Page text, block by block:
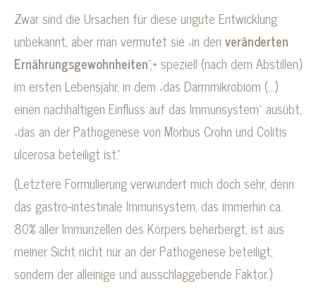
Zwar sind die Ursachen für diese ungute Entwicklung
unbekannt, aber man vermutet sie „in den veränderten
Ernährungsgewohn­heiten“,* speziell (nach dem Abstillen)
im ersten Lebensjahr, in dem „das Darmmikrobiom (…)
einen nachhaltigen Einfluss auf das Immunsystem“ ausübt,
„das an der Pathogenese von Morbus Crohn und Colitis
ulcerosa beteiligt ist.“
(Letztere Formulierung verwundert mich doch sehr, denn
das gastro-intestinale Immunsystem, das immerhin ca.
80% aller Immunzellen des Körpers beherbergt, ist aus
meiner Sicht nicht nur an der Pathogenese beteiligt,
sondern der alleinige und ausschlaggebende Faktor.)